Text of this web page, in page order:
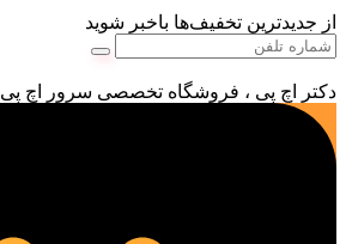
از جدیدترین تخفیف‌ها باخبر شوید
دکتر اچ پی ، فروشگاه تخصصی سرور اچ پی